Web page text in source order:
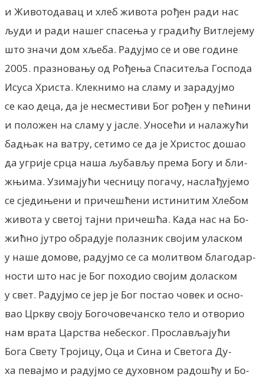
и Животодавац и хлеб живота рођен ради нас
људи и ради нашег спасења у градићу Витлејему
што значи дом хљеба. Радујмо се и ове године
2005. празновању од Рођења Спаситеља Господа
Исуса Христа. Клекнимо на сламу и зарадујмо
се као деца, да је несместиви Бог рођен у пећини
и положен на сламу у јасле. Уносећи и налажући
бадњак на ватру, сетимо се да је Христос дошао
да угрије срца наша љубављу према Богу и бли-
жњима. Узимајући чесницу погачу, наслађујемо
се сједињени и причешћени истинитим Хлебом
живота у светој тајни причешћа. Када нас на Бо-
жићно јутро обрадује полазник својим уласком
у наше домове, радујмо се са молитвом благодар-
ности што нас је Бог походио својим доласком
у свет. Радујмо се јер је Бог постао човек и осно-
вао Цркву своју Богочовечанско тело и отворио
нам врата Царства небеског. Прослављајући
Бога Свету Тројицу, О­ца и Сина и Светога Ду-
ха певајмо и радујмо се духовном радошћу и Бо-